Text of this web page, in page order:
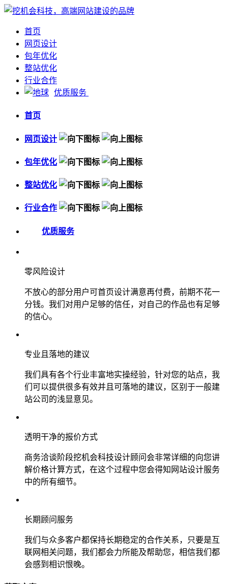
首页
网页设计
包年优化
整站优化
行业合作
优质服务
首页
网页设计
包年优化
整站优化
行业合作
优质服务
零风险设计
不放心的部分用户可首页设计满意再付费，前期不花一
分钱。我们对用户足够的信任，对自己的作品也有足够
的信心。
专业且落地的建议
我们具有各个行业丰富地实操经验，针对您的站点，我
们可以提供很多有效并且可落地的建议，区别于一般建
站公司的浅显意见。
透明干净的报价方式
商务洽谈阶段挖机会科技设计顾问会非常详细的向您讲
解价格计算方式，在这个过程中您会得知网站设计服务
中的所有细节。
长期顾问服务
我们与众多客户都保持长期稳定的合作关系，只要是互
联网相关问题，我们都会力所能及帮助您，相信我们都
会感到相识恨晚。